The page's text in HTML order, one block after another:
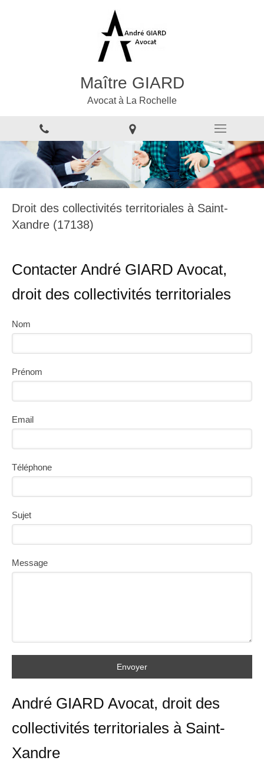
Maître GIARD
Avocat à La Rochelle
Droit des collectivités territoriales à Saint-
Xandre (17138)
Contacter André GIARD Avocat,
droit des collectivités territoriales
Nom
Prénom
Email
Téléphone
Sujet
Message
Envoyer
André GIARD Avocat, droit des
collectivités territoriales à Saint-
Xandre